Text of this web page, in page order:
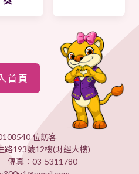
首頁
位訪客
路193號12樓(財經大樓)
傳真：03-5311780